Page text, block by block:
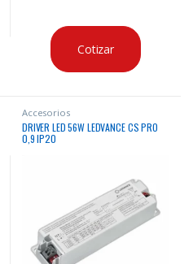
Cotizar
Accesorios
DRIVER LED 56W LEDVANCE CS PRO
0,9 IP20